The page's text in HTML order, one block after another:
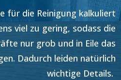
für die Reinigung kalkuliert
viel zu gering, sodass die
nur grob und in Eile das
Dadurch leiden natürlich
wichtige Details.